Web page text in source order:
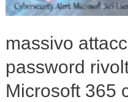
massivo
password
Microsoft 365
81
di
tentativi
di